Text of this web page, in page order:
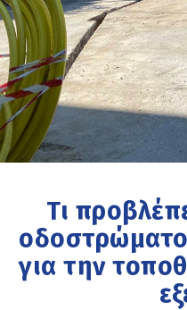
Τι
για την